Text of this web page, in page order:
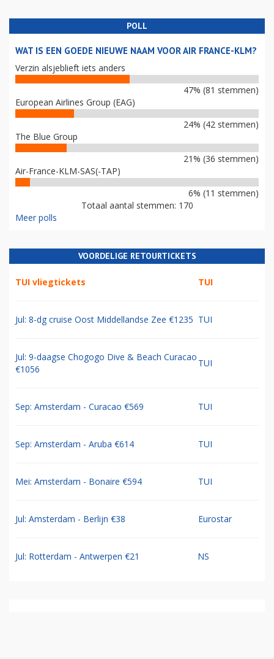
POLL
WAT IS EEN GOEDE NIEUWE NAAM VOOR AIR FRANCE-KLM?
Verzin alsjeblieft iets anders
47% (81 stemmen)
European Airlines Group (EAG)
24% (42 stemmen)
The Blue Group
21% (36 stemmen)
Air-France-KLM-SAS(-TAP)
6% (11 stemmen)
Totaal aantal stemmen: 170
Meer polls
VOORDELIGE RETOURTICKETS
TUI vliegtickets TUI
Jul: 8-dg cruise Oost Middellandse Zee €1235 TUI
Jul: 9-daagse Chogogo Dive & Beach Curacao
€1056
TUI
Sep: Amsterdam - Curacao €569 TUI
Sep: Amsterdam - Aruba €614 TUI
Mei: Amsterdam - Bonaire €594 TUI
Jul: Amsterdam - Berlijn €38 Eurostar
Jul: Rotterdam - Antwerpen €21 NS